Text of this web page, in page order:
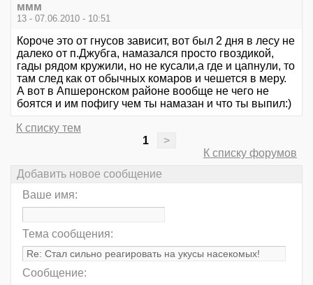
ммм
13 - 07.06.2010 - 10:51
Короче это от гнусов зависит, вот был 2 дня в лесу не
далеко от п.Джубга, намазался просто гвоздикой,
гады рядом кружили, но не кусали,а где и цапнули, то
там след как от обычных комаров и чешется в меру.
А вот в Апшеронском районе вообще не чего не
боятся и им пофигу чем ты намазан и что ты выпил:)
К списку тем
1
>
К списку форумов
Добавить новое сообщение
Ваше имя:
Тема сообщения:
Сообщение: